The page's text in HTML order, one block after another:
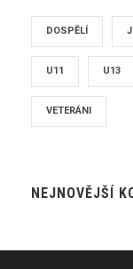
DOSPĚLÍ
U11 U13
VETERÁNI
NEJNOVĚJŠÍ